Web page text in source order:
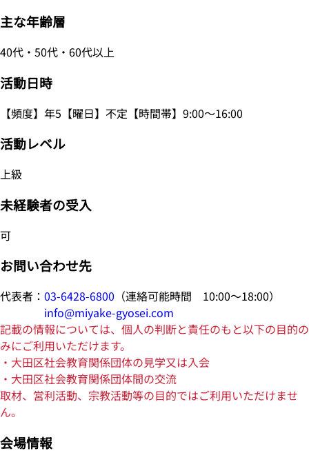
主な年齢層
40代・50代・60代以上
活動日時
【頻度】年5【曜日】不定【時間帯】9:00～16:00
活動レベル
上級
未経験者の受入
可
お問い合わせ先
代表者： 03-6428-6800 （連絡可能時間 10:00～18:00）
info@miyake-gyosei.com
記載の情報については、個人の判断と責任のもと以下の目的の
みにご利用いただけます。
・大田区社会教育関係団体の見学又は入会
・大田区社会教育関係団体間の交流
取材、営利活動、宗教活動等の目的ではご利用いただけませ
ん。
会場情報